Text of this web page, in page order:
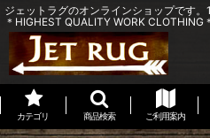
ジェットラグのオンラインショップです
＊HIGHEST QUALITY WORK CLOTHING
カテゴリ 商品検索 ご利用案内